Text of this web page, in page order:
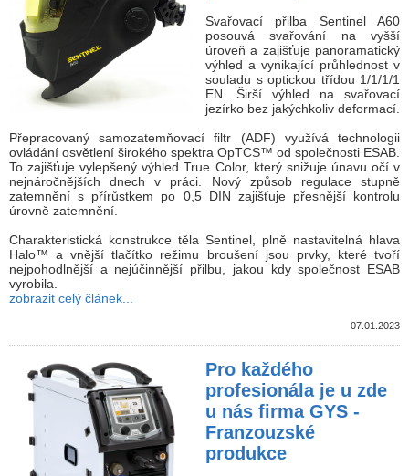
Svařovací přilba Sentinel A60
posouvá svařování na vyšší
úroveň a zajišťuje panoramatický
výhled a vynikající průhlednost v
souladu s optickou třídou 1/1/1/1
EN. Širší výhled na svařovací
jezírko bez jakýchkoliv deformací.
Přepracovaný samozatemňovací filtr (ADF) využívá technologii
ovládání osvětlení širokého spektra OpTCS™ od společnosti ESAB.
To zajišťuje vylepšený výhled True Color, který snižuje únavu očí v
nejnáročnějších dnech v práci. Nový způsob regulace stupně
zatemnění s přírůstkem po 0,5 DIN zajišťuje přesnější kontrolu
úrovně zatemnění.
Charakteristická konstrukce těla Sentinel, plně nastavitelná hlava
Halo™ a vnější tlačítko režimu broušení jsou prvky, které tvoří
nejpohodlnější a nejúčinnější přilbu, jakou kdy společnost ESAB
vyrobila.
zobrazit celý článek...
07.01.2023
Pro každého
profesionála je u zde
u nás firma GYS -
Franzouzské
produkce